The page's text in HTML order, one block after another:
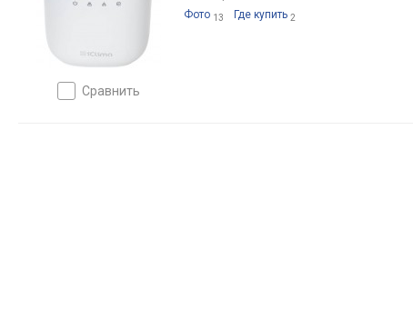
сравнить
Фото 13 Где купить 2